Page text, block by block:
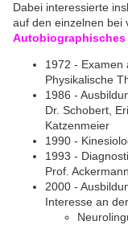
Dabei interessierte
auf den einzelnen bei
1972 - Examen
Physikalische
1986 -
Dr. Schobert,
Katzenmeier
1990 -
1993 -
Prof.
2000 -
Interesse an